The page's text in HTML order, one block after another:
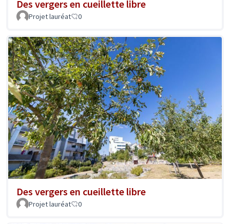
Des vergers en cueillette libre
Projet lauréat 0
Des vergers en cueillette libre
Projet lauréat 0